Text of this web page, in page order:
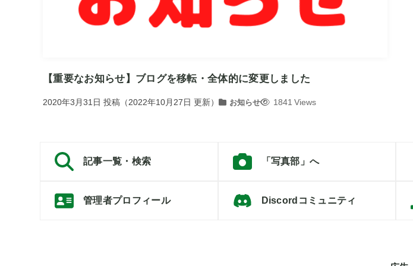
【重要なお知らせ】ブログを移転・全体的に変更しました
2020年3月31日 投稿 （2022年10月27日 更新） お知らせ 1841 Views
記事一覧・検索 「写真部」へ
管理者プロフィール Discordコミュニティ